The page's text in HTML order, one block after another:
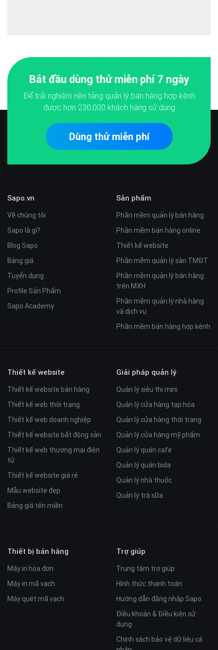
Bắt đầu dùng thử miễn phí 7 ngày
Để trải nghiệm nền tảng quản lý bán hàng hợp kênh
được hơn 230,000 khách hàng sử dụng
Dùng thử miễn phí
Sapo.vn
Về chúng tôi
Sapo là gì?
Blog Sapo
Bảng giá
Tuyển dụng
Profile Sản Phẩm
Sapo Academy
Sản phẩm
Phần mềm quản lý bán hàng
Phần mềm bán hàng online
Thiết kế website
Phần mềm quản lý sàn TMĐT
Phần mềm quản lý bán hàng
trên MXH
Phần mềm quản lý nhà hàng
và dịch vụ
Phần mềm bán hàng hợp kênh
Thiết kế website
Thiết kế website bán hàng
Thiết kế web thời trang
Thiết kế web doanh nghiệp
Thiết kế website bất động sản
Thiết kế web thương mại điện
tử
Thiết kế website giá rẻ
Mẫu website đẹp
Bảng giá tên miền
Giải pháp quản lý
Quản lý siêu thị mini
Quản lý cửa hàng tạp hóa
Quản lý cửa hàng thời trang
Quản lý cửa hàng mỹ phẩm
Quản lý quán cafe
Quản lý quán bida
Quản lý nhà thuốc
Quản lý trà sữa
Thiết bị bán hàng
Máy in hóa đơn
Máy in mã vạch
Máy quét mã vạch
Trợ giúp
Trung tâm trợ giúp
Hình thức thanh toán
Hướng dẫn đăng nhập Sapo
Điều khoản & Điều kiện sử
dụng
Chính sách bảo vệ dữ liệu cá